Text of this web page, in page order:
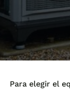
Para elegir el